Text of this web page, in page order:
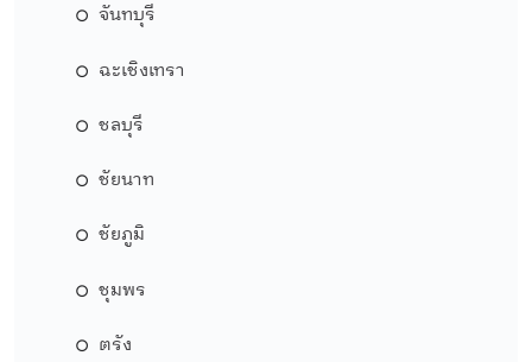
จันทบุรี
ฉะเชิงเทรา
ชลบุรี
ชัยนาท
ชัยภูมิ
ชุมพร
ตรัง